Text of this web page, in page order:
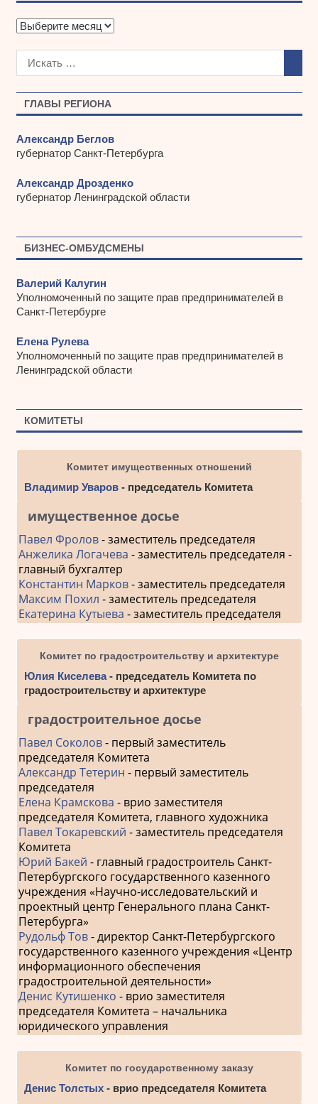
ГЛАВЫ РЕГИОНА
Александр Беглов
губернатор Санкт-Петербурга
Александр Дрозденко
губернатор Ленинградской области
БИЗНЕС-ОМБУДСМЕНЫ
Валерий Калугин
Уполномоченный по защите прав предпринимателей в
Санкт-Петербурге
Елена Рулева
Уполномоченный по защите прав предпринимателей в
Ленинградской области
КОМИТЕТЫ
Комитет имущественных отношений
Владимир Уваров- председатель Комитета
имущественное досье
Павел Фролов- заместитель председателя
Анжелика Логачева - заместитель председателя -
главный бухгалтер
Константин Марков- заместитель председателя
Максим Похил - заместитель председателя
Екатерина Кутыева - заместитель председателя
Комитет по градостроительству и архитектуре
Юлия Киселева- председатель Комитета по
градостроительству и архитектуре
градостроительное досье
Павел Соколов- первый заместитель
председателя Комитета
Александр Тетерин - первый заместитель
председателя
Елена Крамскова - врио заместителя
председателя Комитета, главного художника
Павел Токаревский - заместитель председателя
Комитета
Юрий Бакей - главный градостроитель Санкт-
Петербургского государственного казенного
учреждения «Научно-исследовательский и
проектный центр Генерального плана Санкт-
Петербурга»
Рудольф Тов- директор Санкт-Петербургского
государственного казенного учреждения «Центр
информационного обеспечения
градостроительной деятельности»
Денис Кутишенко - врио заместителя
председателя Комитета – начальника
юридического управления
Комитет по государственному заказу
Денис Толстых- врио председателя Комитета
А
х
ы